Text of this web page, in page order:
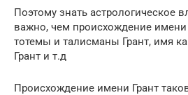
Поэтому знать астрологическое
важно, чем происхождение имени
тотемы и талисманы Грант, имя
Грант и т.д
Происхождение имени Грант